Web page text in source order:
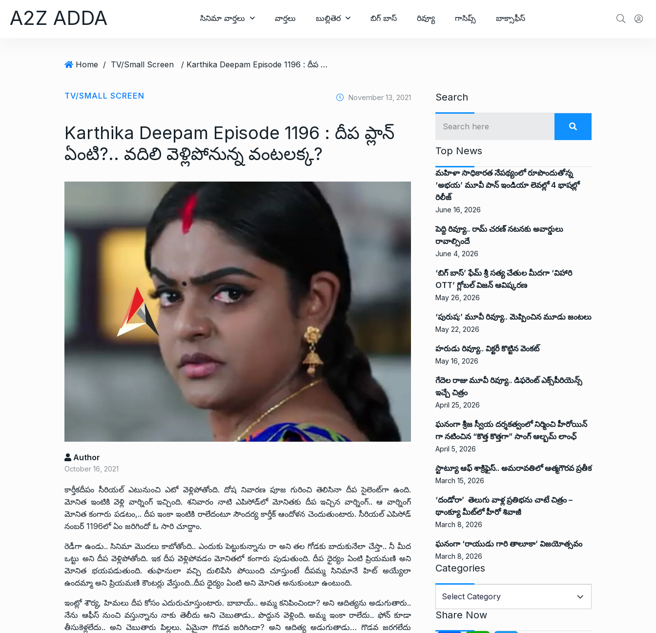
A2Z ADDA సినిమా వార్తలు వార్తలు బుల్లితెర బిగ్ బాస్ రివ్యూ గాసిప్స్ బాక్సాఫీస్
Home / TV/Small Screen / Karthika Deepam Episode 1196 : దీప ప్లాన్ ఏంటి?.. వదిలి వెళ్లిపోనున్న వంటలక్క?
TV/SMALL SCREEN November 13, 2021
Karthika Deepam Episode 1196 : దీప ప్లాన్
ఏంటి?.. వదిలి వెళ్లిపోనున్న వంటలక్క?
Author
October 16, 2021
కార్తీకదీపం సీరియల్ ఎటునుంచి ఎటో వెళ్లిపోతోంది. దోష నివారణ పూజ గురించి తెలిసినా దీప సైలెంట్‌గా ఉంది.
మోనిత ఇంటికి వెళ్లి వార్నింగ్ ఇచ్చింది. శనివారం నాటి ఎపిసోడ్‌లో మోనితకు దీప ఇచ్చిన వార్నింగ్.. ఆ వార్నింగ్
మోనిత కంగారు పడటం,.. దీప ఇంకా ఇంటికి రాలేదంటూ సౌందర్య కార్తీక్ ఆందోళన చెందుతుంటారు. సీరియల్ ఎపిసోడ్‌
నంబర్ 1196లో ఏం జరిగిందో ఓ సారి చూద్దాం.
రెడీగా ఉండు.. సినిమా మొదలు కాబోతోంది.. ఎందుకు పెట్టుకున్నాను రా అని తల గోడకు బాదుకునేలా చేస్తా.. నీ మీద
ఒట్టు అని దీప వెళ్లిపోతోంది. ఇక దీప వెళ్లిపోవడం మోనితలో కంగారు పుడుతుంది. దీప ధైర్యం ఏంటి ప్రియమణి అని
మోనిత భయపడుతుంది. తుఫానులా వచ్చి దులిపేసి పోయింది చూస్తుంటే దీపమ్మ సినిమానే హిట్ అయ్యేలా
ఉందమ్మా అని ప్రియమణి కౌంటర్లు వేస్తుంది..దీప ధైర్యం ఏంటి అని మోనిత అనుకుంటూ ఉంటుంది.
ఇంట్లో శౌర్య, హిమలు దీప కోసం ఎదురుచూస్తుంటారు. బాబాయ్.. అమ్మ కనిపించిందా? అని ఆదిత్యను అడుగుతారు..
నేను ఆఫీస్ నుంచి వస్తున్నాను నాకు తెలీదు అని చెబుతాడు.. పొద్దున వెళ్లింది. అమ్మ ఇంకా రాలేదు.. ఫోన్ కూడా
తీసుకెళ్లలేదు.. అని చెబుతారు పిల్లలు. ఏమైనా గొడవ జరిగిందా? అని ఆదిత్య అడుగుతాడు… గొడవ జరగలేదు
Search
Top News
మహిళా సాధికారత నేపథ్యంలో రూపొందుతోన్న
‘అభ‌య‌’ మూవీ పాన్ ఇండియా లెవ‌ల్లో 4 భాష‌ల్లో
రిలీజ్
June 16, 2026
పెద్ది రివ్యూ.. రామ్ చరణ్ నటనకు అవార్డులు
రావాల్సిందే
June 4, 2026
‘బిగ్ బాస్’ ఫేమ్ శ్రీ సత్య చేతుల మీదగా ‘విహారి
OTT’ గ్లోబల్ విజన్ ఆవిష్కరణ
May 26, 2026
‘పురుష:’ మూవీ రివ్యూ.. మెప్పించిన మూడు జంటలు
May 22, 2026
హరుడు రివ్యూ.. విక్టరీ కొట్టిన వెంకట్
May 16, 2026
గేదెల రాజు మూవీ రివ్యూ.. డిఫరెంట్ ఎక్స్‌పీరియెన్స్
ఇచ్చే చిత్రం
April 25, 2026
ఘనంగా శ్రీజ స్వీయ దర్శకత్వంలో నిర్మించి హీరోయిన్
గా నటించిన “కొత్త కొత్తగా” సాంగ్ ఆల్బమ్ లాంఛ్
April 5, 2026
స్టాట్యూ ఆఫ్ శాక్రిఫైస్.. అమరావతిలో ఆత్మగౌరవ ప్రతీక
March 15, 2026
‘దండోరా’ తెలుగు వాళ్ల ప్రతిభను చాటే చిత్రం –
థాంక్యూ మీట్‌లో హీరో శివాజీ
March 8, 2026
ఘనంగా ‘రాయుడు గారి తాలూకా’ విజయోత్సవం
March 8, 2026
Categories
tShare Now